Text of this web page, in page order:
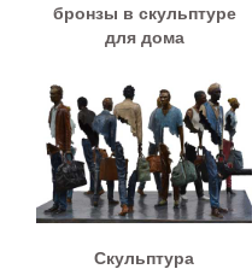
бронзы в скульптуре
для дома
Скульптура